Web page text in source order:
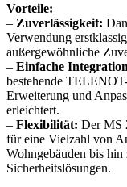
Vorteile:
– Zuverlässigkeit:
Verwendung
außergewöhnliche
– Einfache
bestehende
Erweiterung und
erleichtert.
– Flexibilität: Der MS
für eine Vielzahl von
Wohngebäuden bis
Sicherheitslösungen.